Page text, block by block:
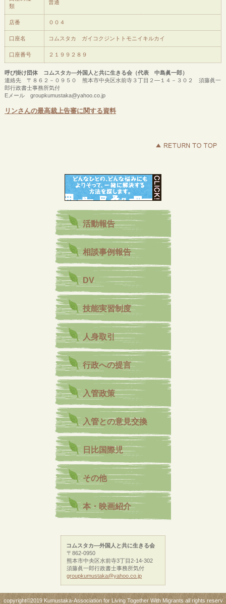
類
普通
店番 ００４
口座名 コムスタカ ガイコクジントトモニイキルカイ
口座番号 ２１９９２８９
呼び掛け団体 コムスタカ―外国人と共に生きる会（代表 中島眞一郎）
連絡先 〒８６２－０９５０ 熊本市中央区水前寺３丁目２―１４－３０２ 須藤眞一
郎行政書士事務所気付
Eメール groupkumustaka@yahoo.co.jp
リンさんの最高裁上告審に関する資料
活動報告
相談事例報告
DV
技能実習制度
人身取引
行政への提言
入管政策
入管との意見交換
日比国際児
その他
本・映画紹介
コムスタカ―外国人と共に生きる会
〒862-0950
熊本市中央区水前寺3丁目2-14-302
須藤眞一郎行政書士事務所気付
groupkumustaka@yahoo.co.jp
copyright©2019 Kumustaka-Association for Living Together With Migrants all rights reserv